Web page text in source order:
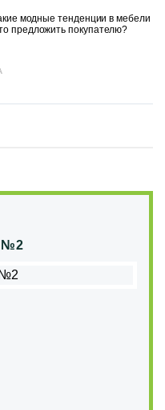
модные тенденции в мебели
предложить покупателю?
№2